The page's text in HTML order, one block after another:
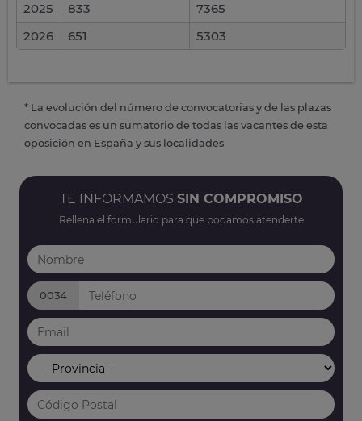
2025
833
7365
2026
651 5303
* La evolución del número de convocatorias y de las plazas
convocadas es un sumatorio de todas las vacantes de esta
oposición en España y sus localidades
TE INFORMAMOS SIN COMPROMISO
Rellena el formulario para que podamos atenderte
0034